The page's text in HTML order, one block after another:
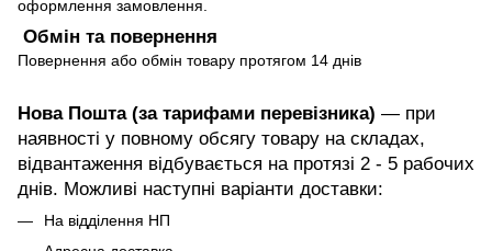
оформлення замовлення.
Обмін та повернення
Повернення або обмін товару протягом 14 днів
Нова Пошта (за тарифами перевізника) — при
наявності у повному обсягу товару на складах,
відвантаження відбувається на протязі 2 - 5 рабочих
днів. Можливі наступні варіанти доставки:
На відділення НП